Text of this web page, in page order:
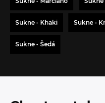
Sukne - Khaki Sukne -
Sukne - Šedá